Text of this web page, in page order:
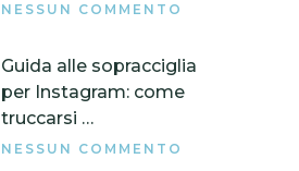
NESSUN COMMENTO
Guida alle sopracciglia
per Instagram: come
truccarsi …
NESSUN COMMENTO